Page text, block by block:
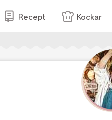
Recept Kockar